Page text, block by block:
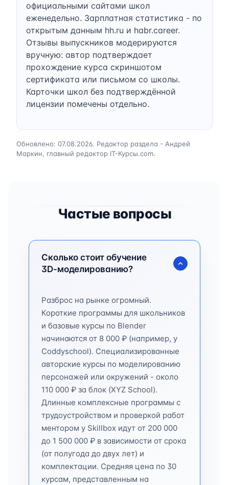
официальными сайтами школ
еженедельно. Зарплатная статистика - по
открытым данным hh.ru и habr.career.
Отзывы выпускников модерируются
вручную: автор подтверждает
прохождение курса скриншотом
сертификата или письмом со школы.
Карточки школ без подтверждённой
лицензии помечены отдельно.
Обновлено: 07.08.2026. Редактор раздела - Андрей
Маркин, главный редактор IT-Курсы.com.
Частые вопросы
Сколько стоит обучение
3D-моделированию?
Разброс на рынке огромный.
Короткие программы для школьников
и базовые курсы по Blender
начинаются от 8 000 ₽ (например, у
Coddyschool). Специализированные
авторские курсы по моделированию
персонажей или окружений - около
110 000 ₽ за блок (XYZ School).
Длинные комплексные программы с
трудоустройством и проверкой работ
ментором у Skillbox идут от 200 000
до 1 500 000 ₽ в зависимости от срока
(от полугода до двух лет) и
комплектации. Средняя цена по 30
курсам, представленным на